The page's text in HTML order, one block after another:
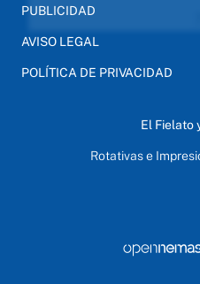
PUBLICIDAD
AVISO LEGAL
POLÍTICA DE PRIVACIDAD
El Fielato
Rotativas e